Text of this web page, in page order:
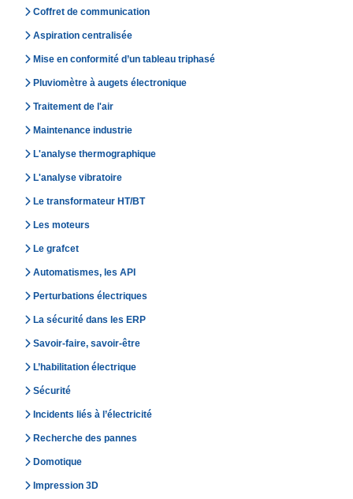
Coffret de communication
Aspiration centralisée
Mise en conformité d’un tableau triphasé
Pluviomètre à augets électronique
Traitement de l'air
Maintenance industrie
L'analyse thermographique
L'analyse vibratoire
Le transformateur HT/BT
Les moteurs
Le grafcet
Automatismes, les API
Perturbations électriques
La sécurité dans les ERP
Savoir-faire, savoir-être
L’habilitation électrique
Sécurité
Incidents liés à l’électricité
Recherche des pannes
Domotique
Impression 3D